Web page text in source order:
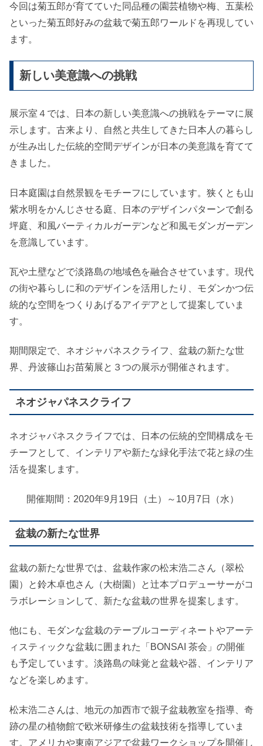
今回は菊五郎が育てていた同品種の園芸植物や梅、五葉松
といった菊五郎好みの盆栽で菊五郎ワールドを再現してい
ます。
新しい美意識への挑戦
展示室４では、日本の新しい美意識への挑戦をテーマに展
示します。古来より、自然と共生してきた日本人の暮らし
が生み出した伝統的空間デザインが日本の美意識を育てて
きました。
日本庭園は自然景観をモチーフにしています。狭くとも山
紫水明をかんじさせる庭、日本のデザインパターンで創る
坪庭、和風バーティカルガーデンなど和風モダンガーデン
を意識しています。
瓦や土壁などで淡路島の地域色を融合させています。現代
の街や暮らしに和のデザインを活用したり、モダンかつ伝
統的な空間をつくりあげるアイデアとして提案していま
す。
期間限定で、ネオジャパネスクライフ、盆栽の新たな世
界、丹波篠山お苗菊展と３つの展示が開催されます。
ネオジャパネスクライフ
ネオジャパネスクライフでは、日本の伝統的空間構成をモ
チーフとして、インテリアや新たな緑化手法で花と緑の生
活を提案します。
開催期間：2020年9月19日（土）～10月7日（水）
盆栽の新たな世界
盆栽の新たな世界では、盆栽作家の松末浩二さん（翠松
園）と鈴木卓也さん（大樹園）と辻本プロデューサーがコ
ラボレーションして、新たな盆栽の世界を提案します。
他にも、モダンな盆栽のテーブルコーディネートやアーテ
ィスティックな盆栽に囲まれた「BONSAI 茶会」の開催
も予定しています。淡路島の味覚と盆栽や器、インテリア
などを楽しめます。
松末浩二さんは、地元の加西市で親子盆栽教室を指導、奇
跡の星の植物館で欧米研修生の盆栽技術を指導していま
す。アメリカや東南アジアで盆栽ワークショップを開催し